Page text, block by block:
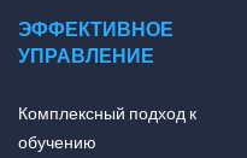
ЭФФЕКТИВНОЕ
УПРАВЛЕНИЕ
Комплексный подход к
обучению